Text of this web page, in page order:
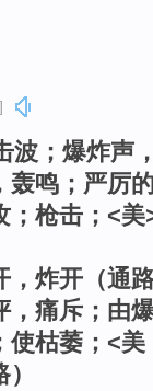
波；爆炸声
轰鸣；严厉
；枪击；<
，炸开（
，痛斥；由
使枯萎；<